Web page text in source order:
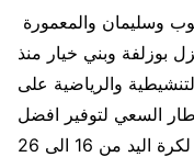
بوزلفة وبني خيار منذ
والرياضية على
السعي لتوفير افضل
ظروف تنظيمتونس لكاس امم افريقيا لكرة اليد من 16 الى 26